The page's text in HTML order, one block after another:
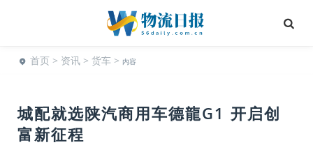
首页 > 资讯 > 货车 > 内容
城配就选陕汽商用车德龍G1 开启创
富新征程